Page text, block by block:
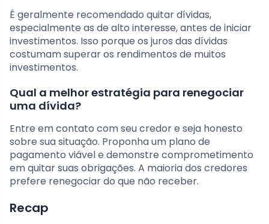
É geralmente recomendado quitar dívidas,
especialmente as de alto interesse, antes de iniciar
investimentos. Isso porque os juros das dívidas
costumam superar os rendimentos de muitos
investimentos.
Qual a melhor estratégia para renegociar
uma dívida?
Entre em contato com seu credor e seja honesto
sobre sua situação. Proponha um plano de
pagamento viável e demonstre comprometimento
em quitar suas obrigações. A maioria dos credores
prefere renegociar do que não receber.
Recap